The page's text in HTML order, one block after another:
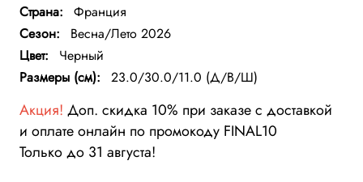
Страна:
Франция
Сезон:
Весна/Лето 2026
Цвет:
Черный
Размеры (см):
23.0/30.0/11.0 (Д/В/Ш)
Акция! Доп. скидка 10% при заказе с доставкой
и оплате онлайн по промокоду FINAL10
Только до 31 августа!